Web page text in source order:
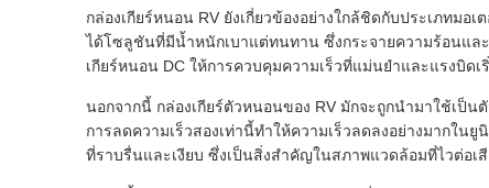
กล่องเกียร์หนอน RV ยังเกี่ยวข้องอย่างใกล้ชิดกับประเภทม
ได้โซลูชันที่มีน้ำหนักเบาแต่ทนทาน ซึ่งกระจายความร้อนแล
เกียร์หนอน DC ให้การควบคุมความเร็วที่แม่นยำและแรงบิ
นอกจากนี้ กล่องเกียร์ตัวหนอนของ RV มักจะถูกนำมาใช้เป็
การลดความเร็วสองเท่านี้ทำให้ความเร็วลดลงอย่างมากใ
ที่ราบรื่นและเงียบ ซึ่งเป็นสิ่งสำคัญในสภาพแวดล้อมที่ไวต่อเ